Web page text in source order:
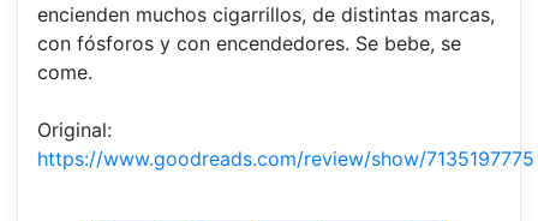
encienden muchos cigarrillos, de distintas marcas,
con fósforos y con encendedores. Se bebe, se
come.
Original:
https://www.goodreads.com/review/show/7135197775